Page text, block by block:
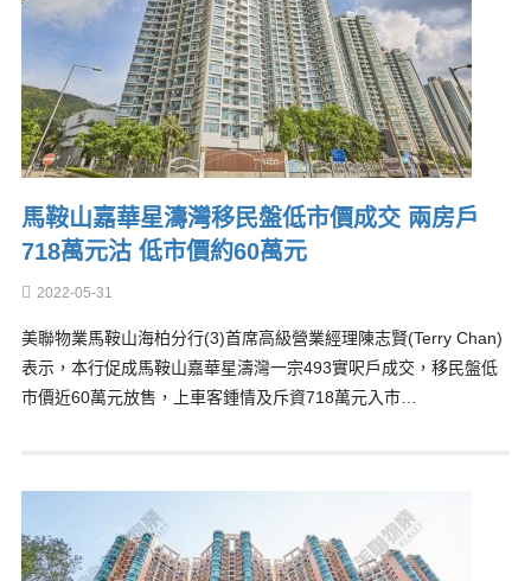
馬鞍山嘉華星濤灣移民盤低市價成交 兩房戶
718萬元沽 低市價約60萬元
2022-05-31
美聯物業馬鞍山海柏分行(3)首席高級營業經理陳志賢(Terry Chan)
表示，本行促成馬鞍山嘉華星濤灣一宗493實呎戶成交，移民盤低
市價近60萬元放售，上車客鍾情及斥資718萬元入市…